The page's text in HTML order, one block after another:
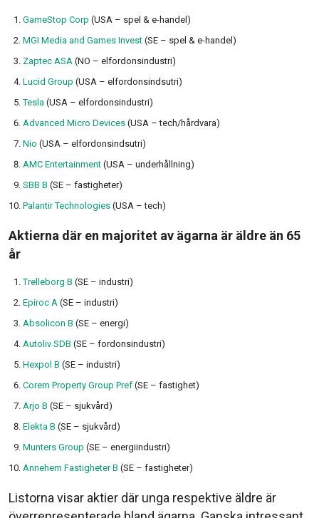
GameStop Corp (USA – spel & e-handel)
MGI Media and Games Invest (SE – spel & e-handel)
Zaptec ASA (NO – elfordonsindustri)
Lucid Group (USA – elfordonsindsutri)
Tesla (USA – elfordonsindustri)
Advanced Micro Devices (USA – tech/hårdvara)
Nio (USA – elfordonsindsutri)
AMC Entertainment (USA – underhållning)
SBB B (SE – fastigheter)
Palantir Technologies (USA – tech)
Aktierna där en majoritet av ägarna är äldre än 65
år
Trelleborg B (SE – industri)
Epiroc A (SE – industri)
Absolicon B (SE – energi)
Autoliv SDB (SE – fordonsindustri)
Hexpol B (SE – industri)
Corem Property Group Pref (SE – fastighet)
Arjo B (SE – sjukvård)
Elekta B (SE – sjukvård)
Munters Group (SE – energiindustri)
Annehem Fastigheter B (SE – fastigheter)
Listorna visar aktier där unga respektive äldre är